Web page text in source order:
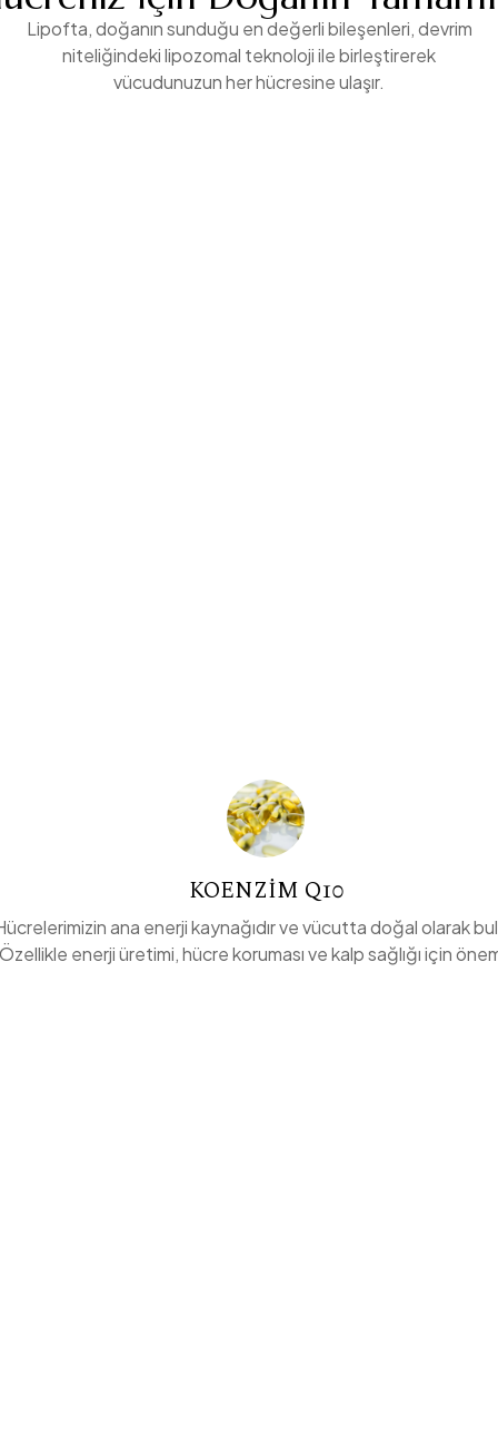
Lipofta, doğanın sunduğu en değerli bileşenleri, devrim
niteliğindeki lipozomal teknoloji ile birleştirerek
vücudunuzun her hücresine ulaşır.
KOENZIM Q10
ana enerji kaynağıdır ve vücutta doğal olarak
enerji üretimi, hücre koruması ve kalp sağlığı için